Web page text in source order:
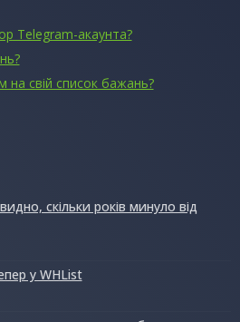
Telegram-акаунта?
на свій список бажань?
скільки років минуло від
у WHList